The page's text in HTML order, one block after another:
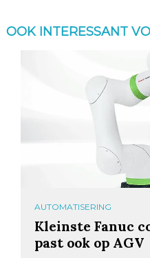
OOK INTERESSANT
AUTOMATISERING
Kleinste Fanuc
past ook op AGV